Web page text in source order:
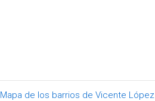
Mapa de los barrios de Vicente López